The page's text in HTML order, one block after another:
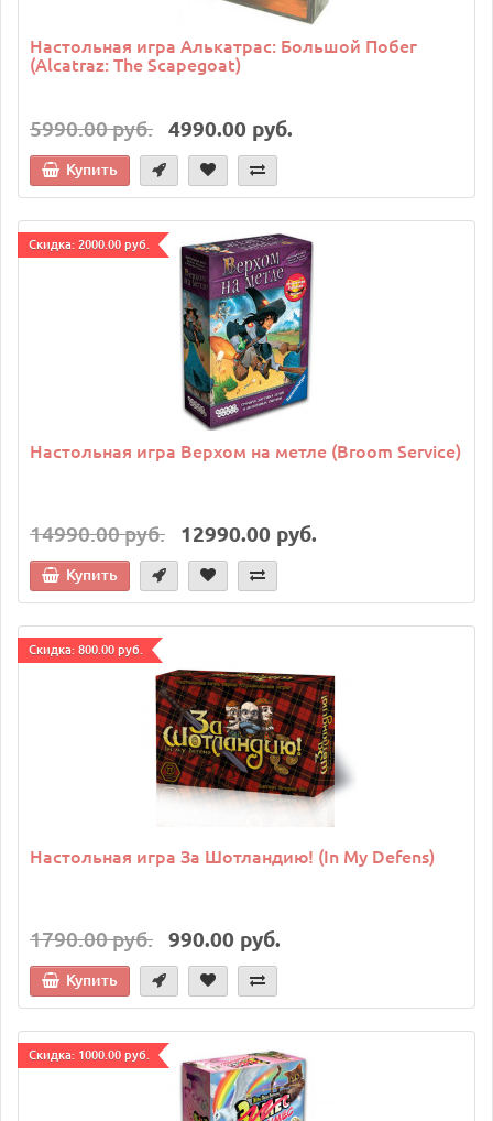
Настольная игра Алькатрас: Большой Побег
(Alcatraz: The Scapegoat)
5990.00 руб. 4990.00 руб.
Купить
Cкидка: 2000.00 руб.
Настольная игра Верхом на метле (Broom Service)
14990.00 руб. 12990.00 руб.
Купить
Cкидка: 800.00 руб.
Настольная игра За Шотландию! (In My Defens)
1790.00 руб. 990.00 руб.
Купить
Cкидка: 1000.00 руб.